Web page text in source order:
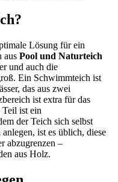
Lösung für ein
aus Pool und Naturteich
und auch die
Ein Schwimmteich ist
das aus zwei
ist extra für das
Teil ist ein
der Teich sich selbst
ist es üblich, diese
abzugrenzen –
aus Holz.